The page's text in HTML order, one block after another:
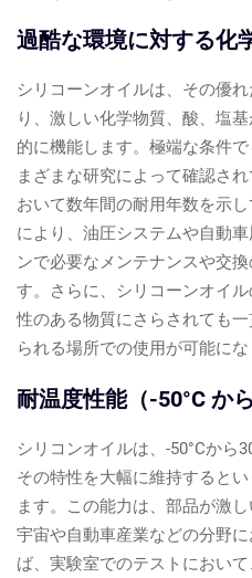
過酷な環境に対する化
シリコーンオイルは、その優
り、激しい化学物質、酸、塩
的に機能します。極端な条件
まざまな研究によって確認さ
おいて数年間の耐用年数を示
により、油圧システムや自動
ンで必要なメンテナンスや交
す。さらに、シリコーンオイ
性のある物質にさらされても
られる場所での使用が可能にな
耐温度性能（-50°C から
シリコンオイルは、-50°Cから
その特性を大幅に維持すると
ます。この能力は、部品が激
宇宙や自動車産業などの分野
ば、実験室でのテストにおい